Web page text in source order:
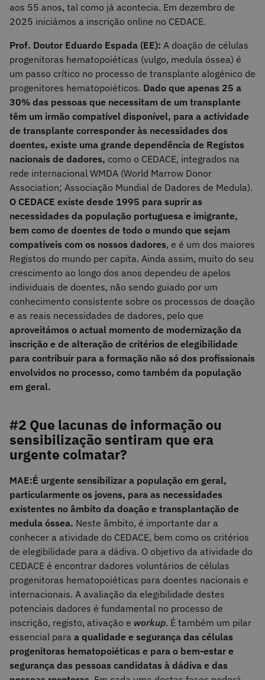
aos 55 anos, tal como já acontecia. Em dezembro de
2025 iniciámos a inscrição online no CEDACE.
Prof. Doutor Eduardo Espada (EE): A doação de células
progenitoras hematopoiéticas (vulgo, medula óssea) é
um passo crítico no processo de transplante alogénico de
progenitores hematopoiéticos. Dado que apenas 25 a
30% das pessoas que necessitam de um transplante
têm um irmão compatível disponível, para a actividade
de transplante corresponder às necessidades dos
doentes, existe uma grande dependência de Registos
nacionais de dadores, como o CEDACE, integrados na
rede internacional WMDA (World Marrow Donor
Association; Associação Mundial de Dadores de Medula).
O CEDACE existe desde 1995 para suprir as
necessidades da população portuguesa e imigrante,
bem como de doentes de todo o mundo que sejam
compatíveis com os nossos dadores, e é um dos maiores
Registos do mundo per capita. Ainda assim, muito do seu
crescimento ao longo dos anos dependeu de apelos
individuais de doentes, não sendo guiado por um
conhecimento consistente sobre os processos de doação
e as reais necessidades de dadores, pelo que
aproveitámos o actual momento de modernização da
inscrição e de alteração de critérios de elegibilidade
para contribuir para a formação não só dos profissionais
envolvidos no processo, como também da população
em geral.
#2 Que lacunas de informação ou
sensibilização sentiram que era
urgente colmatar?
MAE:É urgente sensibilizar a população em geral,
particularmente os jovens, para as necessidades
existentes no âmbito da doação e transplantação de
medula óssea. Neste âmbito, é importante dar a
conhecer a atividade do CEDACE, bem como os critérios
de elegibilidade para a dádiva. O objetivo da atividade do
CEDACE é encontrar dadores voluntários de células
progenitoras hematopoiéticas para doentes nacionais e
internacionais. A avaliação da elegibilidade destes
potenciais dadores é fundamental no processo de
inscrição, registo, ativação e workup. É também um pilar
essencial para a qualidade e segurança das células
progenitoras hematopoiéticas e para o bem-estar e
segurança das pessoas candidatas à dádiva e das